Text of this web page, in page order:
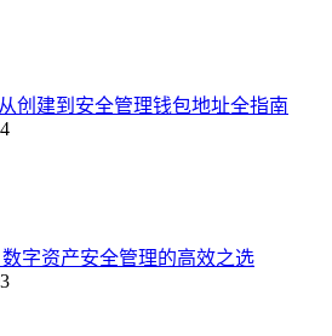
创建到安全管理钱包地址全指南
字资产安全管理的高效之选